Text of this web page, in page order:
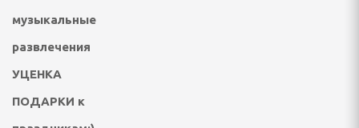
кексницы
и
музыкальные
развлечения
УЦЕНКА
ПОДАРКИ к